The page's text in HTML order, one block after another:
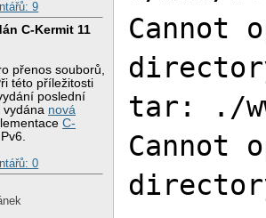
9
C-Kermit 11
přenos souborů,
této příležitosti
poslední
vydána nová
C-
0
Cannot
tar: ./
Cannot